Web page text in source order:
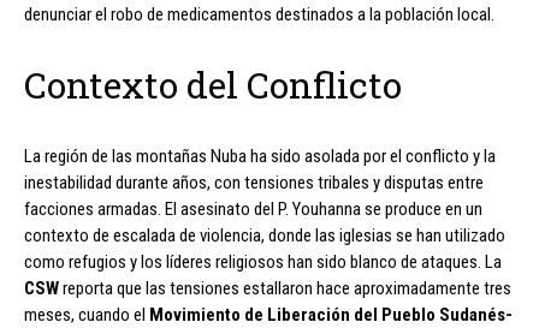
denunciar el robo de medicamentos destinados a la población local.
Contexto del Conflicto
La región de las montañas Nuba ha sido asolada por el conflicto y la
inestabilidad durante años, con tensiones tribales y disputas entre
facciones armadas. El asesinato del P. Youhanna se produce en un
contexto de escalada de violencia, donde las iglesias se han utilizado
como refugios y los líderes religiosos han sido blanco de ataques. La
CSWreporta que las tensiones estallaron hace aproximadamente tres
meses, cuando el Movimiento de Liberación del Pueblo Sudanés-